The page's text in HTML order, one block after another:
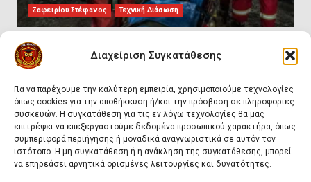
Διαχείριση Συγκατάθεσης
Για να παρέχουμε την καλύτερη εμπειρία, χρησιμοποιούμε τεχνολογίες
όπως cookies για την αποθήκευση ή/και την πρόσβαση σε πληροφορίες
συσκευών. Η συγκατάθεση για τις εν λόγω τεχνολογίες θα μας
επιτρέψει να επεξεργαστούμε δεδομένα προσωπικού χαρακτήρα, όπως
συμπεριφορά περιήγησης ή μοναδικά αναγνωριστικά σε αυτόν τον
ιστότοπο. Η μη συγκατάθεση ή η ανάκληση της συγκατάθεσης, μπορεί
να επηρεάσει αρνητικά ορισμένες λειτουργίες και δυνατότητες.
3
Πυρασφάλεια των Διυλιστηρίων
και τα Διεθνή Πρότυπα
4
Επιχειρησιακή Αντιμετώπιση
Πυρκαγιών σε Μονάδες
Παραγωγής Υδρογονανθράκων
Ζαφειρίου Στέφανος Τεχνική Διάσωση
Πυρόσβεση και Διάσωση σε Ορυχεία
69